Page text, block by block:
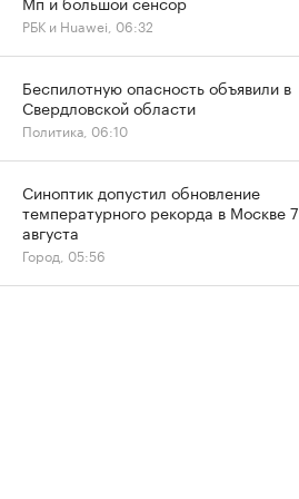
РБК и Huawei, 06:32
Беспилотную опасность объявили в
Свердловской области
Политика, 06:10
Синоптик допустил обновление
температурного рекорда в Москве 7
августа
Город, 05:56